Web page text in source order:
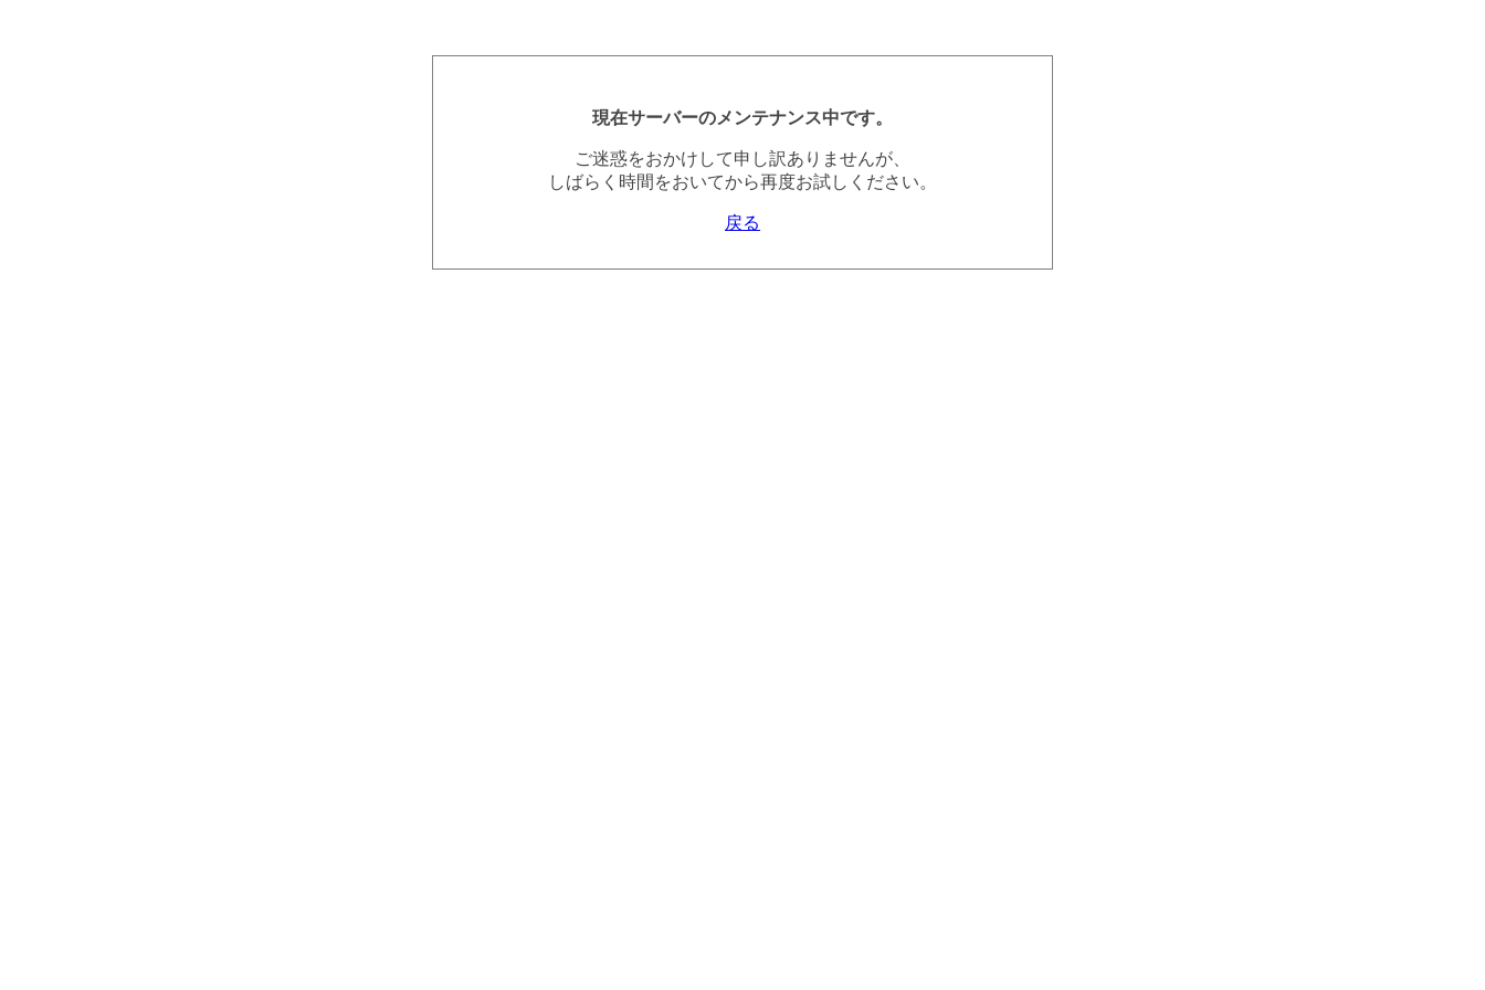
現在サーバーのメンテナンス中です。
ご迷惑をおかけして申し訳ありませんが、
しばらく時間をおいてから再度お試しください。
戻る